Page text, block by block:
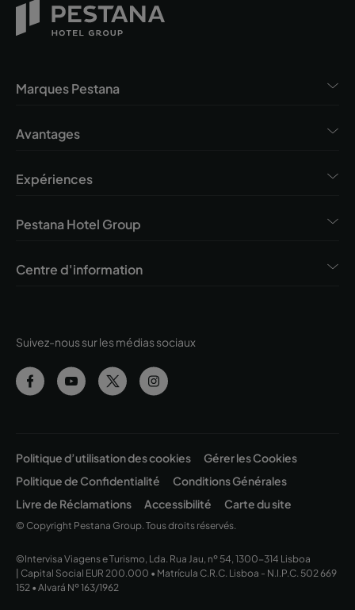
Suivez-nous sur les médias sociaux
Marques Pestana
Avantages
Expériences
Pestana Hotel Group
Centre d'information
Politique d’utilisation des cookies
Gérer les Cookies
Politique de Confidentialité
Conditions Générales
Livre de Réclamations
Accessibilité Carte du site
© Copyright Pestana Group. Tous droits réservés.
©Intervisa Viagens e Turismo, Lda. Rua Jau, nº 54, 1300-314 Lisboa
| Capital Social EUR 200.000 • Matrícula C.R.C. Lisboa - N.I.P.C. 502 669
152 • Alvará Nº 163/1962